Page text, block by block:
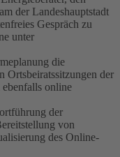
der Landeshauptstadt
Gespräch zu
unter
die
Ortsbeiratssitzungen der
online
der
von
des Online-